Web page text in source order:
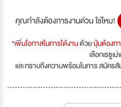
คุณกำลังต้องการงานด่วน ใช่ไหม!
*เพิ่มโอกาสในการได้งานด้วยปุ่มต้องก
เลือกเรซูเ
และทราบถึงความพร้อมในการ สมัคร